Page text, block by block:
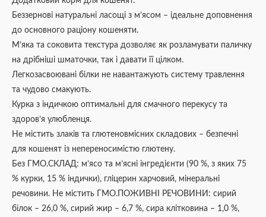
Беззернові натуральні ласощі з м’ясом – ідеальне доповнення
до основного раціону кошеняти.
М’яка та соковита текстура дозволяє як розламувати паличку
на дрібніші шматочки, так і давати її цілком.
Легкозасвоювані білки не навантажують систему травлення
та чудово смакують.
Курка з індичкою оптимальні для смачного перекусу та
здоров’я улюбленця.
Не містить злаків та глютеновмісних складових – безпечні
для кошенят із непереносимістю глютену.
Без ГМО.СКЛАД: м’ясо та м’ясні інгредієнти (90 %, з яких 75
% курки, 15 % індички), гліцерин харчовий, мінеральні
речовини. Не містить ГМО.ПОЖИВНІ РЕЧОВИНИ: сирий
білок – 26,0 %, сирий жир – 6,7 %, сира клітковина – 1,0 %,